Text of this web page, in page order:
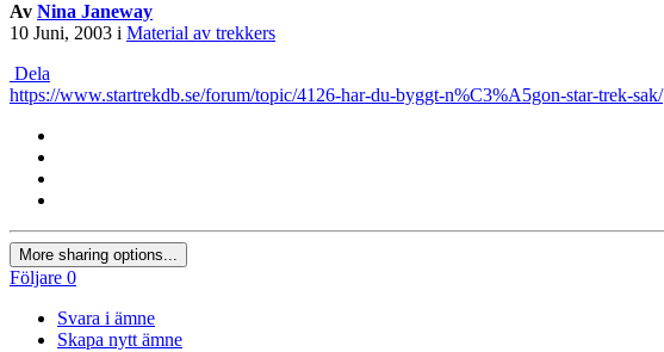
Av Nina Janeway
10 Juni, 2003 i Material av trekkers
Dela
https://www.startrekdb.se/forum/topic/4126-har-du-byggt-n%C3%A5gon-star-trek-sak/
More sharing options...
Följare 0
Svara i ämne
Skapa nytt ämne